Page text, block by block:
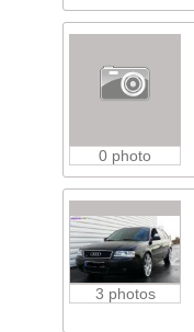
0 photo
3 photos